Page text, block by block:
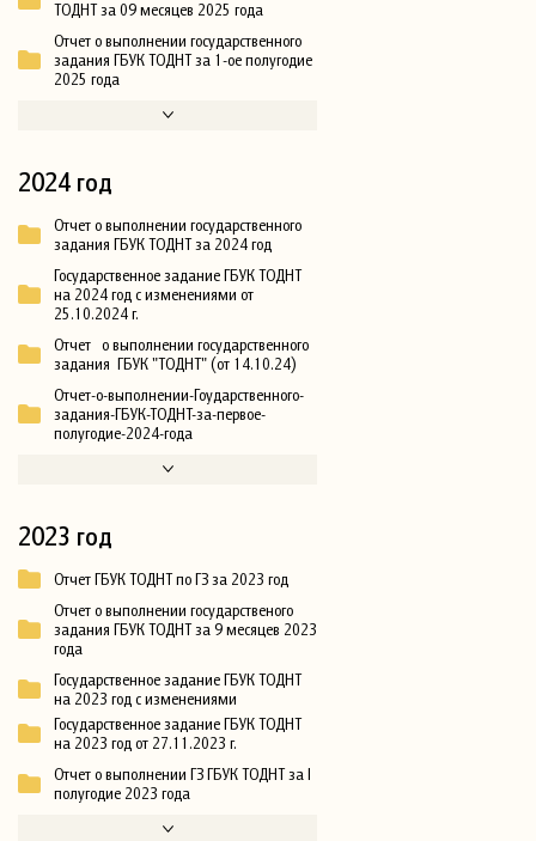
ТОДНТ за 09 месяцев 2025 года
Отчет о выполнении государственного
задания ГБУК ТОДНТ за 1-ое полугодие
2025 года
2024 год
Отчет о выполнении государственного
задания ГБУК ТОДНТ за 2024 год
Государственное задание ГБУК ТОДНТ
на 2024 год с изменениями от
25.10.2024 г.
Отчет о выполнении государственного
задания ГБУК "ТОДНТ" (от 14.10.24)
Отчет-о-выполнении-Гоударственного-
задания-ГБУК-ТОДНТ-за-первое-
полугодие-2024-года
2023 год
Отчет ГБУК ТОДНТ по ГЗ за 2023 год
Отчет о выполнении государственого
задания ГБУК ТОДНТ за 9 месяцев 2023
года
Государственное задание ГБУК ТОДНТ
на 2023 год с изменениями
Государственное задание ГБУК ТОДНТ
на 2023 год от 27.11.2023 г.
Отчет о выполнении ГЗ ГБУК ТОДНТ за I
полугодие 2023 года